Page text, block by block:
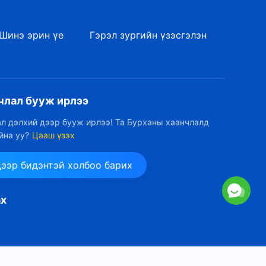
31:36
вэ (8)" (I хэсэг)
Бурханы үг | "Үнэнийг
эрэлхийлэх гэж юу гэсэн үг
вэ (8)" (III хэсэг)
Шинэ эрин үе
Гэрэл зургийн үзэсгэлэн
бууж ирлээ
дэлхий дээр бууж ирлээ! Та Бурханы хаанчлалд
уу? Цааш үзэх
бидэнтэй холбоо барих